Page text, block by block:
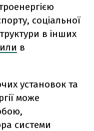
соціальної
в інших
в
установок та
може
системи